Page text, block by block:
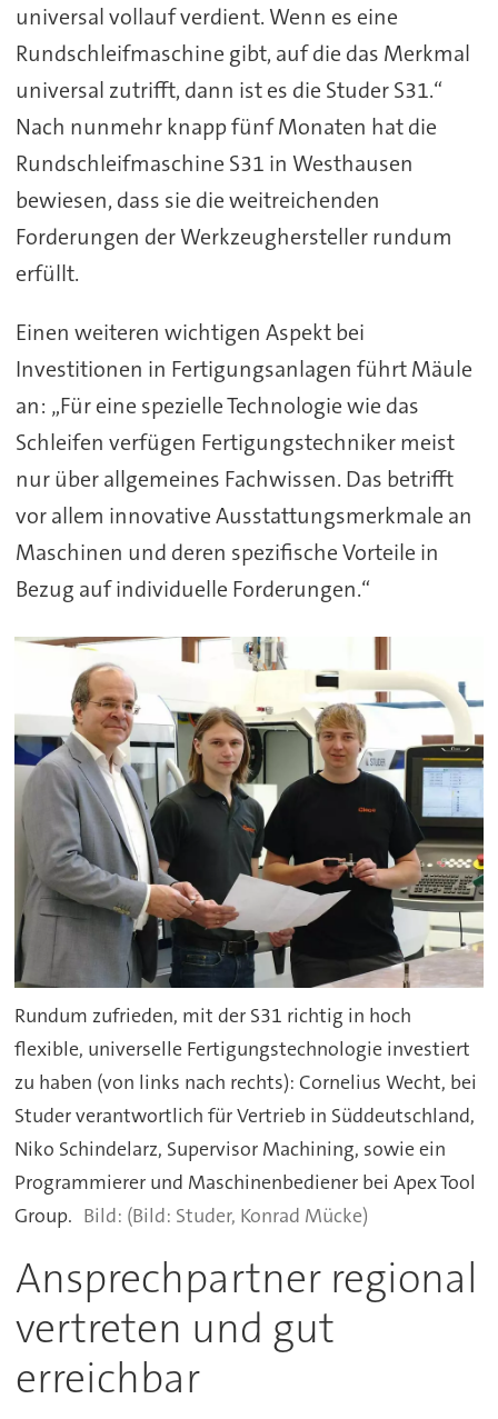
universal vollauf verdient. Wenn es eine
Rundschleifmaschine gibt, auf die das Merkmal
universal zutrifft, dann ist es die Studer S31.“
Nach nunmehr knapp fünf Monaten hat die
Rundschleifmaschine S31 in Westhausen
bewiesen, dass sie die weitreichenden
Forderungen der Werkzeughersteller rundum
erfüllt.
Einen weiteren wichtigen Aspekt bei
Investitionen in Fertigungsanlagen führt Mäule
an: „Für eine spezielle Technologie wie das
Schleifen verfügen Fertigungstechniker meist
nur über allgemeines Fachwissen. Das betrifft
vor allem innovative Ausstattungsmerkmale an
Maschinen und deren spezifische Vorteile in
Bezug auf individuelle Forderungen.“
Rundum zufrieden, mit der S31 richtig in hoch
flexible, universelle Fertigungstechnologie investiert
zu haben (von links nach rechts): Cornelius Wecht, bei
Studer verantwortlich für Vertrieb in Süddeutschland,
Niko Schindelarz, Supervisor Machining, sowie ein
Programmierer und Maschinenbediener bei Apex Tool
Group.
(Bild: Studer, Konrad Mücke)
Ansprechpartner regional
vertreten und gut
erreichbar